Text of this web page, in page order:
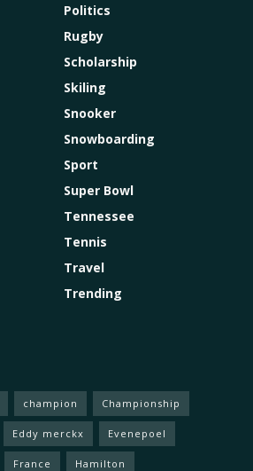
Politics
Rugby
Scholarship
Skiling
Snooker
Snowboarding
Sport
Super Bowl
Tennessee
Tennis
Travel
Trending
champion Championship
Eddy merckx Evenepoel
France Hamilton